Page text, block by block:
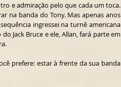
e admiração pelo que cada um toca.
na banda do Tony. Mas apenas anos
ingressei na turnê americana
Jack Bruce e ele, Allan, fará parte em
prefere: estar à frente da sua banda